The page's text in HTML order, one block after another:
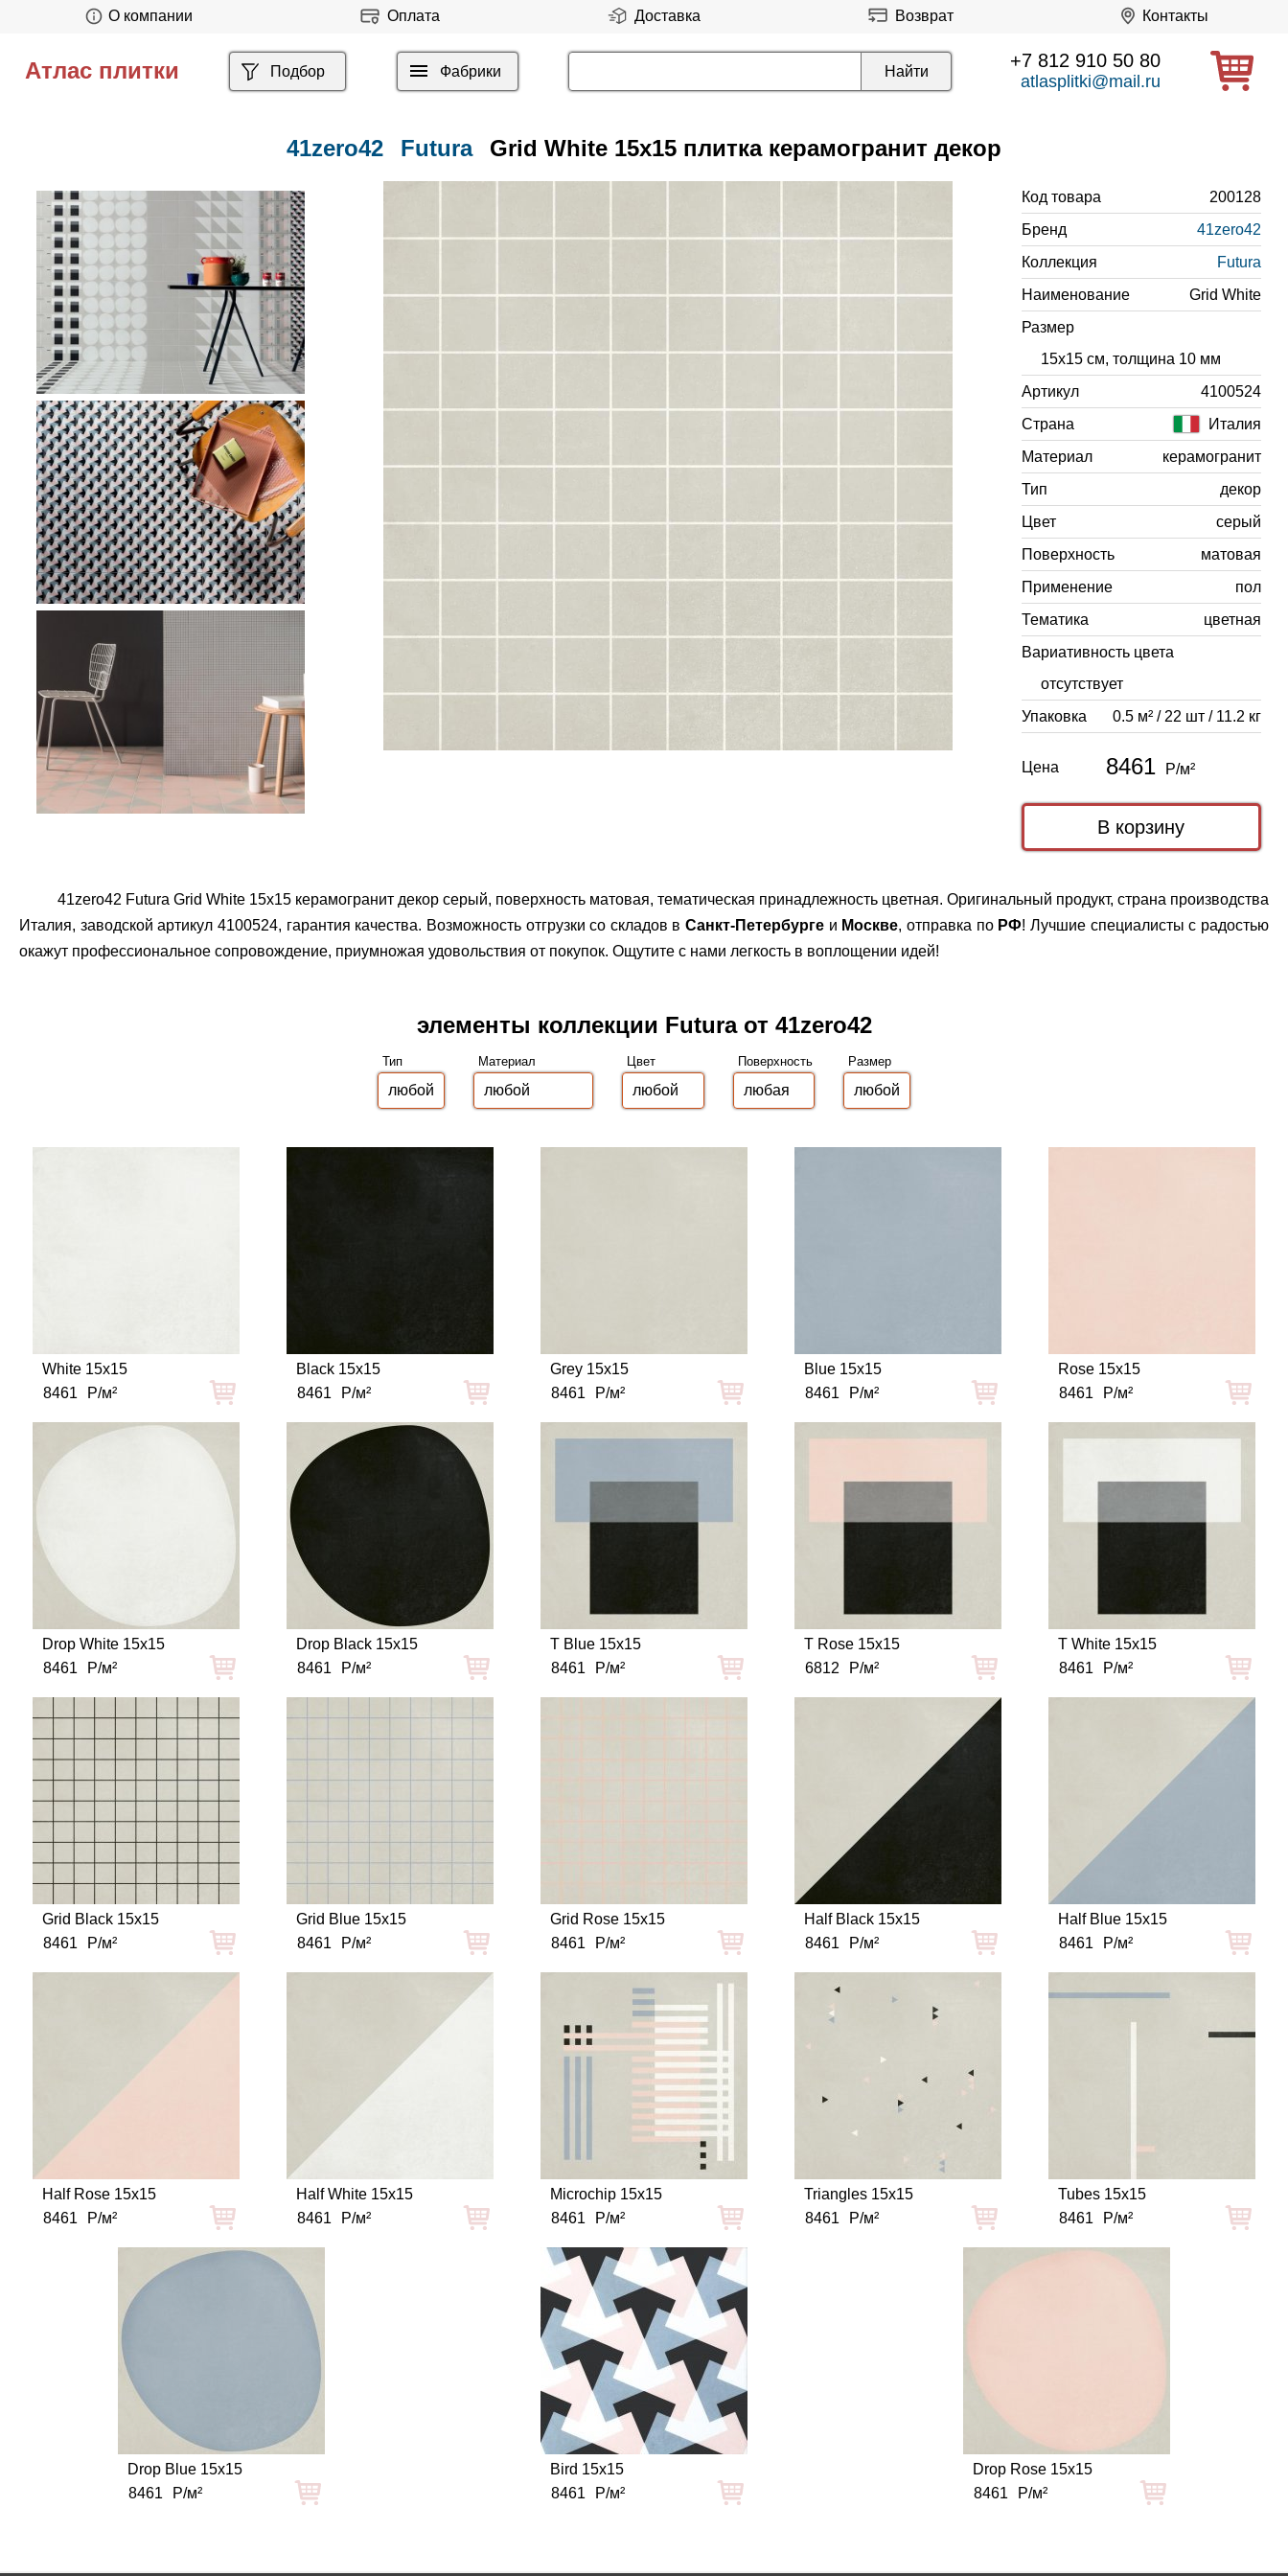
О компании Оплата Доставка Возврат Контакты
Атлас плитки Подбор Фабрики +7 812 910 50 80
atlasplitki@mail.ru
41zero42 Futura Grid White 15x15 плитка керамогранит декор
Код товара
200128
Бренд
41zero42
Коллекция
Futura
Наименование
Grid White
Размер
15x15 см, толщина 10 мм
Артикул
4100524
Страна
Италия
Материал
керамогранит
Тип
декор
Цвет
серый
Поверхность
матовая
Применение
пол
Тематика
цветная
Вариативность цвета
отсутствует
Упаковка
0.5 м² / 22 шт / 11.2 кг
Цена 8461 Р/м²
41zero42 Futura Grid White 15x15 керамогранит декор серый, поверхность матовая, тематическая принадлежность цветная. Оригинальный продукт, страна производства
Италия, заводской артикул 4100524, гарантия качества. Возможность отгрузки со складов вСанкт-Петербурге и Москве, отправка по РФ! Лучшие специалисты с радостью
окажут профессиональное сопровождение, приумножая удовольствия от покупок. Ощутите с нами легкость в воплощении идей!
элементы коллекции Futura от 41zero42
Тип Материал Цвет Поверхность Размер
White 15x15
8461
Р/м²
Black 15x15
8461
Р/м²
Grey 15x15
8461
Р/м²
Blue 15x15
8461
Р/м²
Rose 15x15
8461
Р/м²
Drop White 15x15
8461
Р/м²
Drop Black 15x15
8461
Р/м²
T Blue 15x15
8461
Р/м²
T Rose 15x15
6812
Р/м²
T White 15x15
8461
Р/м²
Grid Black 15x15
8461
Р/м²
Grid Blue 15x15
8461
Р/м²
Grid Rose 15x15
8461
Р/м²
Half Black 15x15
8461
Р/м²
Half Blue 15x15
8461
Р/м²
Half Rose 15x15
8461
Р/м²
Half White 15x15
8461
Р/м²
Microchip 15x15
8461
Р/м²
Triangles 15x15
8461
Р/м²
Tubes 15x15
8461
Р/м²
Drop Blue 15x15
8461
Р/м²
Bird 15x15
8461
Р/м²
Drop Rose 15x15
8461
Р/м²